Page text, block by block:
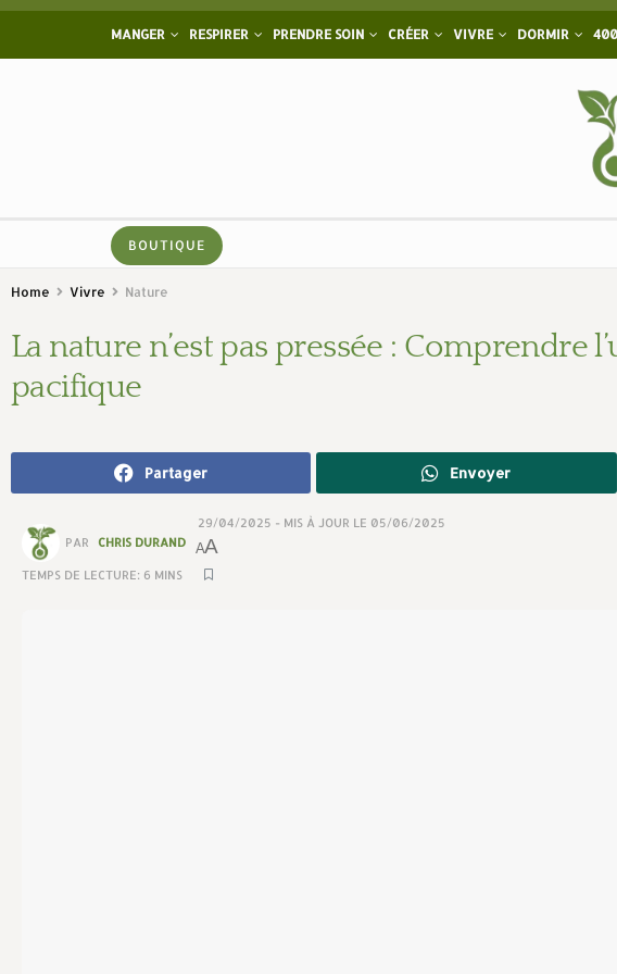
MANGER RESPIRER PRENDRE SOIN CRÉER VIVRE DORMIR
BOUTIQUE
Home Vivre Nature
La nature n’est pas pressée : Comprendre
pacifique
Partager Envoyer
PAR CHRIS DURAND
TEMPS DE LECTURE: 6 MINS
29/04/2025 - MIS À JOUR LE 05/06/2025
AA